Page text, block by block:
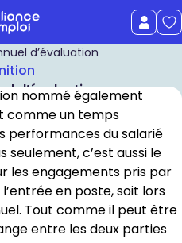
d’évaluation
d’évaluation
nommé également
comme un temps
performances du salarié
seulement, c’est aussi le
les engagements pris par
en poste, soit lors
Tout comme il peut être
entre les deux parties